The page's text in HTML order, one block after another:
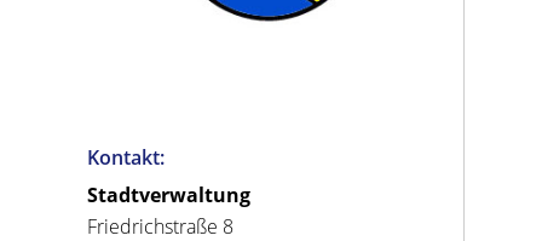
Kontakt:
Stadtverwaltung
Friedrichstraße 8